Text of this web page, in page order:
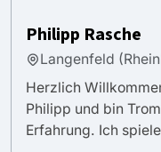
Philipp Rasche
Langenfeld
Herzlich
Philipp und bin
Erfahrung. Ich